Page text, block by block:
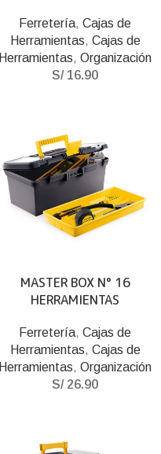
Ferretería, Cajas de
Herramientas, Cajas de
Herramientas, Organización
S/16.90
MASTER BOX N° 16
HERRAMIENTAS
Ferretería, Cajas de
Herramientas, Cajas de
Herramientas, Organización
S/26.90